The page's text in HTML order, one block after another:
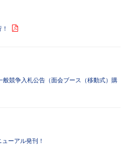
競争入札公告（面会ブース（移動式）購
ーアル発刊！